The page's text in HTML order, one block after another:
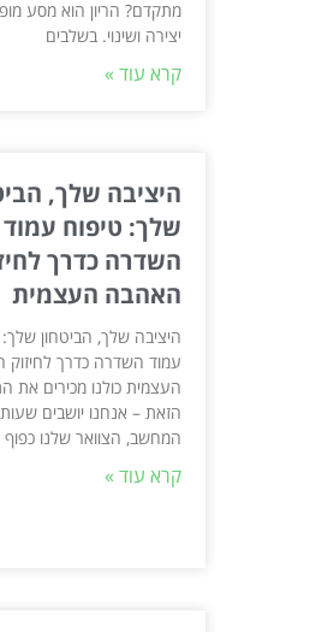
מתקדם? הריון הוא מסע
יצירה ושינוי. בשלבים
קרא עוד »
היציבה שלך,
שלך: טיפוח עמוד
השדרה כדרך
האהבה העצמית
היציבה שלך, הביטחון שלך:
עמוד השדרה כדרך
העצמית כולנו מכירים את
הזאת – אנחנו יושבים
המחשב, הצוואר שלנו כפוף
קרא עוד »